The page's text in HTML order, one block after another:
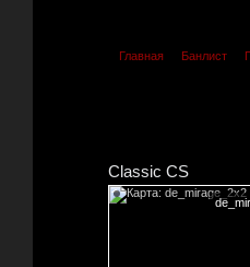
Главная Банлист
Classic CS